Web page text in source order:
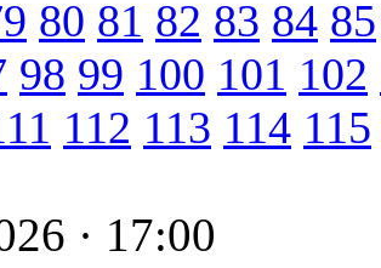
80 81 82 83 84 85
98 99 100 101 102
112 113 114 115
· 17:00